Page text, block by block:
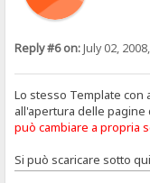
Reply #6 on:July 02,
Lo stesso Template
all'apertura delle pagine
può cambiare a propria
Si può scaricare sotto